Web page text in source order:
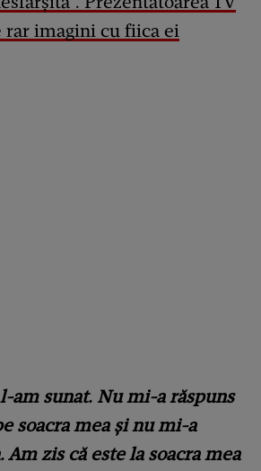
rar imagini cu fiica ei
l-am sunat. Nu mi-a răspuns
soacra mea și nu mi-a
Am zis că este la soacra mea